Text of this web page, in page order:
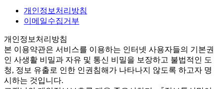
개인정보처리방침
이메일수집거부
개인정보처리방침
본 이용약관은 서비스를 이용하는 인터넷 사용자들의 기본권
인 사생활 비밀과 자유 및 통신 비밀을 보장하고 불법적인 도
청, 정보 유출로 인한 인권침해가 나타나지 않도록 하고자 명
시하는 것입니다.